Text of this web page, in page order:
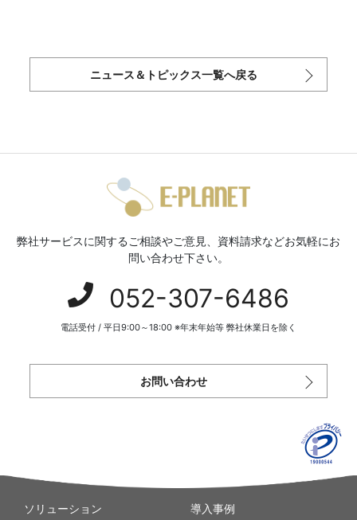
ニュース＆トピックス一覧へ戻る
弊社サービスに関するご相談やご意見、資料請求などお気軽にお
問い合わせ下さい。
052-307-6486
電話受付 / 平日9:00～18:00 ※年末年始等 弊社休業日を除く
お問い合わせ
ソリューション
導入事例